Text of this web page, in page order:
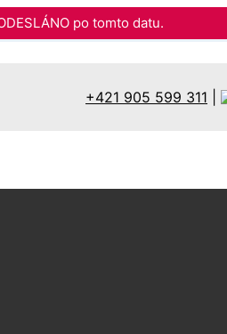
po tomto datu.
+421 905 599 311